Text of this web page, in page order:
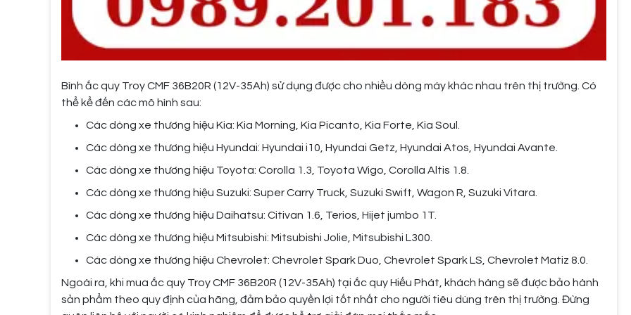
Bình ắc quy Troy CMF 36B20R (12V-35Ah) sử dụng được cho nhiều dòng máy khác nhau trên thị trường. Có
thể kể đến các mô hình sau:
Các dòng xe thương hiệu Kia: Kia Morning, Kia Picanto, Kia Forte, Kia Soul.
Các dòng xe thương hiệu Hyundai: Hyundai i10, Hyundai Getz, Hyundai Atos, Hyundai Avante.
Các dòng xe thương hiệu Toyota: Corolla 1.3, Toyota Wigo, Corolla Altis 1.8.
Các dòng xe thương hiệu Suzuki: Super Carry Truck, Suzuki Swift, Wagon R, Suzuki Vitara.
Các dòng xe thương hiệu Daihatsu: Citivan 1.6, Terios, Hijet jumbo 1T.
Các dòng xe thương hiệu Mitsubishi: Mitsubishi Jolie, Mitsubishi L300.
Các dòng xe thương hiệu Chevrolet: Chevrolet Spark Duo, Chevrolet Spark LS, Chevrolet Matiz 8.0.
Ngoài ra, khi mua ắc quy Troy CMF 36B20R (12V-35Ah) tại ắc quy Hiếu Phát, khách hàng sẽ được bảo hành
sản phẩm theo quy định của hãng, đảm bảo quyền lợi tốt nhất cho người tiêu dùng trên thị trường. Đừng